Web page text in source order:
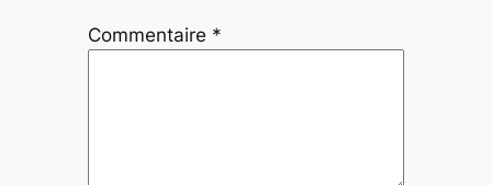
Commentaire *